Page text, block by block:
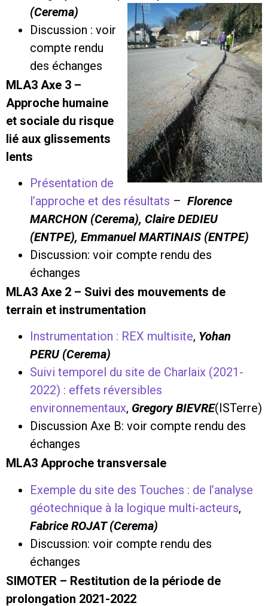
(Cerema)
Discussion : voir
compte rendu
des échanges
MLA3 Axe 3 –
Approche humaine
et sociale du risque
lié aux glissements
lents
Présentation de
l’approche et des résultats – Florence
MARCHON (Cerema), Claire DEDIEU
(ENTPE), Emmanuel MARTINAIS (ENTPE)
Discussion: voir compte rendu des
échanges
MLA3 Axe 2 – Suivi des mouvements de
terrain et instrumentation
Instrumentation : REX multisite, Yohan
PERU (Cerema)
Suivi temporel du site de Charlaix (2021-
2022) : effets réversibles
environnementaux, Gregory BIEVRE(ISTerre)
Discussion Axe B: voir compte rendu des
échanges
MLA3 Approche transversale
Exemple du site des Touches : de l’analyse
géotechnique à la logique multi-acteurs,
Fabrice ROJAT (Cerema)
Discussion: voir compte rendu des
échanges
SIMOTER – Restitution de la période de
prolongation 2021-2022